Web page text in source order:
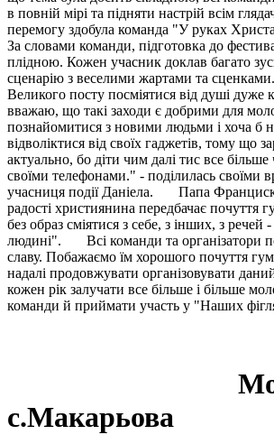
в повній мірі та підняти настрій всім
перемогу здобула команда "У руках
За словами команди, підготовка до
плідною. Кожен учасник доклав багато
сценарію з веселими жартами та
Великого посту посміятися від душі
вважаю, що такі заходи є добрими для
познайомитися з новими людьми і хоча б
відволіктися від своїх гаджетів, тому що
актуально, бо діти чим далі тис все більше
своїми телефонами." - поділилась своїми
учасниця події Даніела. Папа
радості християнина передбачає почуття
без образ сміятися з себе, з інших, з
людині". Всі команди та організатори
славу. Побажаємо їм хорошого почуття
надалі продовжувати організовувати
кожен рік залучати все більше і більше
команди й приймати участь у "Наших
с.Макарьова